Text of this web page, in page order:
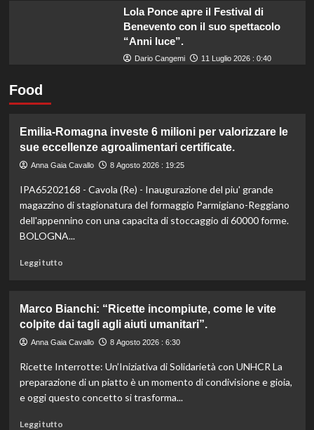
Lola Ponce apre il Festival di
Benevento con il suo spettacolo
“Anni luce”.
Dario Cangemi 11 Luglio 2026 : 0:40
Food
Emilia-Romagna investe 6 milioni per valorizzare le
sue eccellenze agroalimentari certificate.
Anna Gaia Cavallo 8 Agosto 2026 : 19:25
IPA65202168 - Cavola (Re) - Inaugurazione del piu' grande
magazzino di stagionatura del formaggio Parmigiano-Reggiano
dell'appennino con una capacita di stoccaggio di 60000 forme.
BOLOGNA...
Leggi tuttoLeggi
Emilia-
Romagna
investe
milioni
per
valorizzare
Marco Bianchi: “Ricette incompiute, come le vite
colpite dai tagli agli aiuti umanitari”.
Anna Gaia Cavallo 8 Agosto 2026 : 6:30
Ricette Interrotte: Un’Iniziativa di Solidarietà con UNHCR La
preparazione di un piatto è un momento di condivisione e gioia,
e oggi questo concetto si trasforma...
Leggi tuttoLeggi